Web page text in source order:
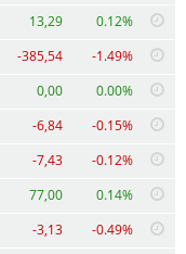
13,29 0.12%
-385,54 -1.49%
0,00 0.00%
-6,84 -0.15%
-7,43 -0.12%
77,00 0.14%
-3,13 -0.49%